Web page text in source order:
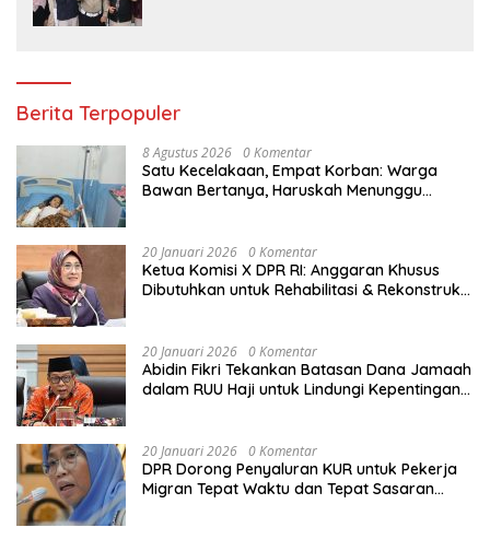
Berita Terpopuler
8 Agustus 2026 0 Komentar
Satu Kecelakaan, Empat Korban: Warga
Bawan Bertanya, Haruskah Menunggu
20 Januari 2026 0 Komentar
Ketua Komisi X DPR RI: Anggaran Khusus
Dibutuhkan untuk Rehabilitasi & Rekonstruksi
20 Januari 2026 0 Komentar
Abidin Fikri Tekankan Batasan Dana Jamaah
dalam RUU Haji untuk Lindungi Kepentingan
20 Januari 2026 0 Komentar
DPR Dorong Penyaluran KUR untuk Pekerja
Migran Tepat Waktu dan Tepat Sasaran